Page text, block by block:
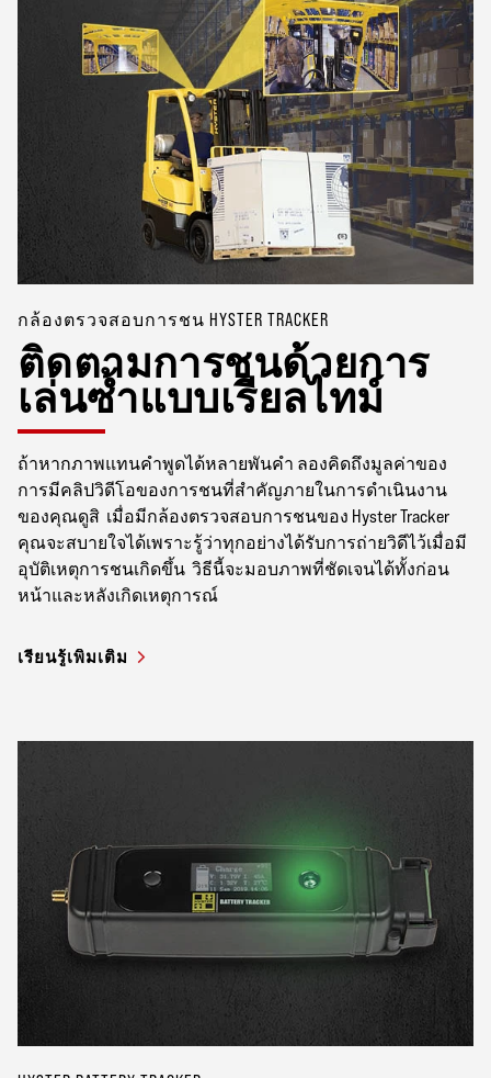
กล้องตรวจสอบการชน HYSTER TRACKER
ติดตามการชนด้วยการ
เล่นซ้ำแบบเรียลไทม์
ถ้าหากภาพแทนคำพูดได้หลายพันคำ ลองคิดถึงมูลค่าของ
การมีคลิปวิดีโอของการชนที่สำคัญภายในการดำเนินงาน
ของคุณดูสิ เมื่อมีกล้องตรวจสอบการชนของ Hyster Tracker
คุณจะสบายใจได้เพราะรู้ว่าทุกอย่างได้รับการถ่ายวิดีไว้เมื่อมี
อุบัติเหตุการชนเกิดขึ้น วิธีนี้จะมอบภาพที่ชัดเจนได้ทั้งก่อน
หน้าและหลังเกิดเหตุการณ์
เรียนรู้เพิ่มเติม